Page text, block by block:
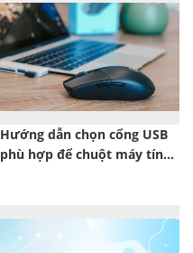
Hướng dẫn chọn cổng USB
phù hợp để chuột máy tính